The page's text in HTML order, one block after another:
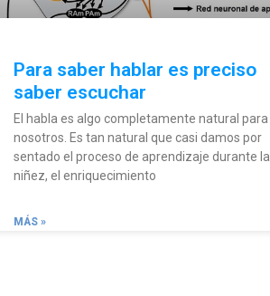
Para saber hablar es preciso
saber escuchar
El habla es algo completamente natural para
nosotros. Es tan natural que casi damos por
sentado el proceso de aprendizaje durante la
niñez, el enriquecimiento
MÁS »